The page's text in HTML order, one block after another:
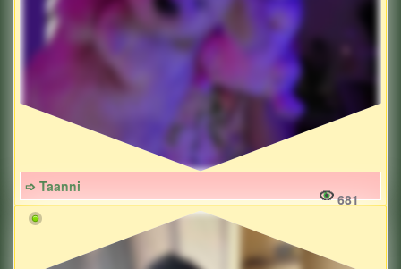
➩ Taanni
681